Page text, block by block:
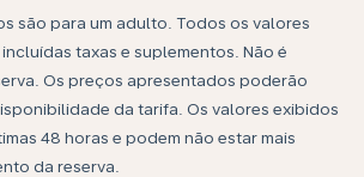
são para um adulto. Todos os valores
incluídas taxas e suplementos. Não é
Os preços apresentados poderão
da tarifa. Os valores exibidos
48 horas e podem não estar mais
da reserva.